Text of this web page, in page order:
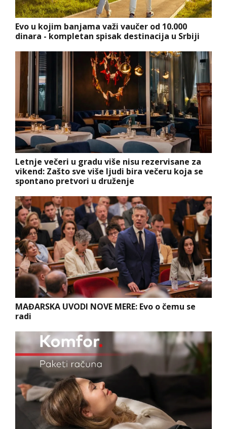
Evo u kojim banjama važi vaučer od 10.000
dinara - kompletan spisak destinacija u Srbiji
Letnje večeri u gradu više nisu rezervisane za
vikend: Zašto sve više ljudi bira večeru koja se
spontano pretvori u druženje
MAĐARSKA UVODI NOVE MERE: Evo o čemu se
radi